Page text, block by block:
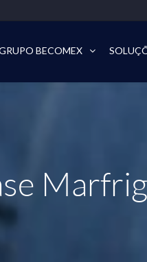
BECOMEX